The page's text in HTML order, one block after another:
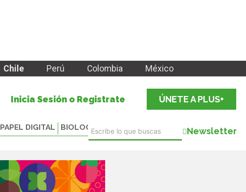
Chile Perú Colombia México
Inicia Sesión o Registrate ÚNETE A PLUS+
PAPEL DIGITAL BIOLOGICALS Newsletter